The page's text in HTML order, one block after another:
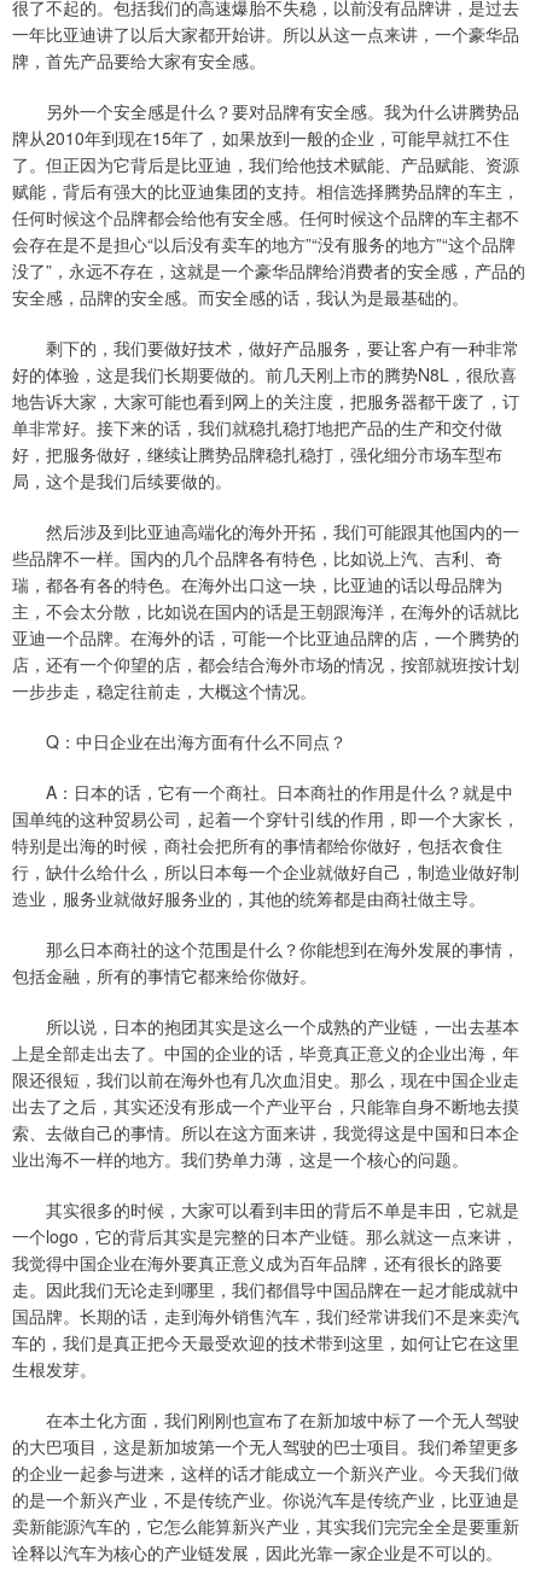
很了不起的。包括我们的高速爆胎不失稳，以前没有品牌讲，是过去
一年比亚迪讲了以后大家都开始讲。所以从这一点来讲，一个豪华品
牌，首先产品要给大家有安全感。
另外一个安全感是什么？要对品牌有安全感。我为什么讲腾势品
牌从2010年到现在15年了，如果放到一般的企业，可能早就扛不住
了。但正因为它背后是比亚迪，我们给他技术赋能、产品赋能、资源
赋能，背后有强大的比亚迪集团的支持。相信选择腾势品牌的车主，
任何时候这个品牌都会给他有安全感。任何时候这个品牌的车主都不
会存在是不是担心“以后没有卖车的地方”“没有服务的地方”“这个品牌
没了”，永远不存在，这就是一个豪华品牌给消费者的安全感，产品的
安全感，品牌的安全感。而安全感的话，我认为是最基础的。
剩下的，我们要做好技术，做好产品服务，要让客户有一种非常
好的体验，这是我们长期要做的。前几天刚上市的腾势N8L，很欣喜
地告诉大家，大家可能也看到网上的关注度，把服务器都干废了，订
单非常好。接下来的话，我们就稳扎稳打地把产品的生产和交付做
好，把服务做好，继续让腾势品牌稳扎稳打，强化细分市场车型布
局，这个是我们后续要做的。
然后涉及到比亚迪高端化的海外开拓，我们可能跟其他国内的一
些品牌不一样。国内的几个品牌各有特色，比如说上汽、吉利、奇
瑞，都各有各的特色。在海外出口这一块，比亚迪的话以母品牌为
主，不会太分散，比如说在国内的话是王朝跟海洋，在海外的话就比
亚迪一个品牌。在海外的话，可能一个比亚迪品牌的店，一个腾势的
店，还有一个仰望的店，都会结合海外市场的情况，按部就班按计划
一步步走，稳定往前走，大概这个情况。
Q：中日企业在出海方面有什么不同点？
A：日本的话，它有一个商社。日本商社的作用是什么？就是中
国单纯的这种贸易公司，起着一个穿针引线的作用，即一个大家长，
特别是出海的时候，商社会把所有的事情都给你做好，包括衣食住
行，缺什么给什么，所以日本每一个企业就做好自己，制造业做好制
造业，服务业就做好服务业的，其他的统筹都是由商社做主导。
那么日本商社的这个范围是什么？你能想到在海外发展的事情，
包括金融，所有的事情它都来给你做好。
所以说，日本的抱团其实是这么一个成熟的产业链，一出去基本
上是全部走出去了。中国的企业的话，毕竟真正意义的企业出海，年
限还很短，我们以前在海外也有几次血泪史。那么，现在中国企业走
出去了之后，其实还没有形成一个产业平台，只能靠自身不断地去摸
索、去做自己的事情。所以在这方面来讲，我觉得这是中国和日本企
业出海不一样的地方。我们势单力薄，这是一个核心的问题。
其实很多的时候，大家可以看到丰田的背后不单是丰田，它就是
一个logo，它的背后其实是完整的日本产业链。那么就这一点来讲，
我觉得中国企业在海外要真正意义成为百年品牌，还有很长的路要
走。因此我们无论走到哪里，我们都倡导中国品牌在一起才能成就中
国品牌。长期的话，走到海外销售汽车，我们经常讲我们不是来卖汽
车的，我们是真正把今天最受欢迎的技术带到这里，如何让它在这里
生根发芽。
在本土化方面，我们刚刚也宣布了在新加坡中标了一个无人驾驶
的大巴项目，这是新加坡第一个无人驾驶的巴士项目。我们希望更多
的企业一起参与进来，这样的话才能成立一个新兴产业。今天我们做
的是一个新兴产业，不是传统产业。你说汽车是传统产业，比亚迪是
卖新能源汽车的，它怎么能算新兴产业，其实我们完完全全是要重新
诠释以汽车为核心的产业链发展，因此光靠一家企业是不可以的。